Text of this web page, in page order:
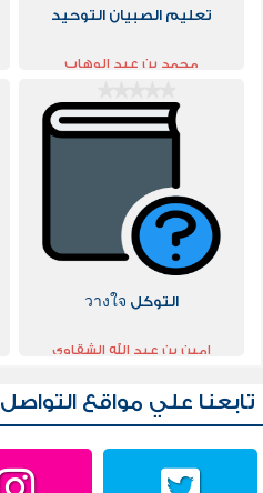
تعليم الصبيان التوحيد
محمد بن عبد الوهاب
التوكل วางใจ
امين بن عبد الله الشقاوي
تابعنا علي مواقع التواصل